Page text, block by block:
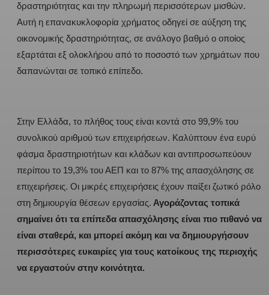
δραστηριότητας και την πληρωμή περισσότερων μισθών.
Αυτή η επανακυκλοφορία χρήματος οδηγεί σε αύξηση της
οικονομικής δραστηριότητας, σε ανάλογο βαθμό ο οποίος
εξαρτάται εξ ολοκλήρου από το ποσοστό των χρημάτων που
δαπανώνται σε τοπικό επίπεδο.
Στην Ελλάδα, το πλήθος τους είναι κοντά στο 99,9% του
συνολικού αριθμού των επιχειρήσεων. Καλύπτουν ένα ευρύ
φάσμα δραστηριοτήτων και κλάδων και αντιπροσωπεύουν
περίπου το 19,3% του ΑΕΠ και το 87% της απασχόλησης σε
επιχειρήσεις. Οι μικρές επιχειρήσεις έχουν παίξει ζωτικό ρόλο
στη δημιουργία θέσεων εργασίας. Αγοράζοντας τοπικά
σημαίνει ότι τα επίπεδα απασχόλησης είναι πιο πιθανό να
είναι σταθερά, και μπορεί ακόμη και να δημιουργήσουν
περισσότερες ευκαιρίες για τους κατοίκους της περιοχής
να εργαστούν στην κοινότητα.